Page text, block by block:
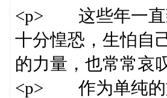
<p> 这些年一直
十分惶恐，生怕自
的力量，也常常哀
<p> 作为单纯的